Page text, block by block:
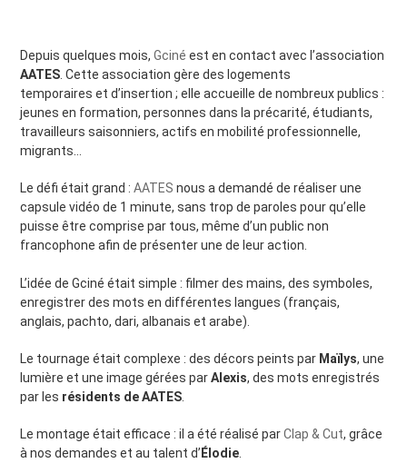
Depuis quelques mois,Gciné est en contact avec l’association
AATES . Cette association gère des logements
temporaires et d’insertion ; elle accueille de nombreux publics :
jeunes en formation, personnes dans la précarité, étudiants,
travailleurs saisonniers, actifs en mobilité professionnelle,
migrants…
Le défi était grand :AATES nous a demandé de réaliser une
capsule vidéo de 1 minute, sans trop de paroles pour qu’elle
puisse être comprise par tous, même d’un public non
francophone afin de présenter une de leur action.
L’idée de Gciné était simple : filmer des mains, des symboles,
enregistrer des mots en différentes langues (français,
anglais, pachto, dari, albanais et arabe).
Le tournage était complexe : des décors peints par Maïlys, une
lumière et une image gérées parAlexis, des mots enregistrés
par les résidents de AATES
Le montage était efficace : il a été réalisé parClap & Cut, grâce
à nos demandes et au talent d’ Élodie